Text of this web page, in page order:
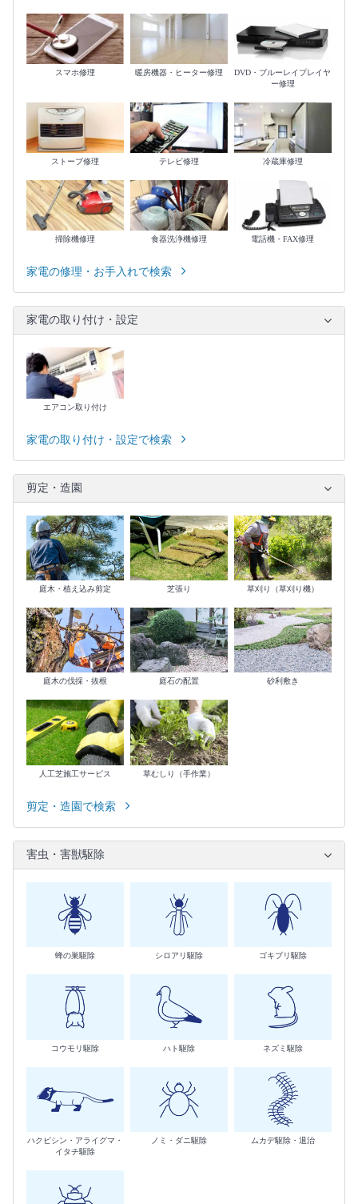
スマホ修理 暖房機器・ヒーター修理
DVD・ブルーレイプレイヤ
ー修理
ストーブ修理 テレビ修理 冷蔵庫修理
掃除機修理 食器洗浄機修理 電話機・FAX修理
家電の修理・お手入れで検索
家電の取り付け・設定
エアコン取り付け
家電の取り付け・設定で検索
剪定・造園
庭木・植え込み剪定 芝張り 草刈り（草刈り機）
庭木の伐採・抜根 庭石の配置 砂利敷き
人工芝施工サービス 草むしり（手作業）
剪定・造園で検索
害虫・害獣駆除
蜂の巣駆除 シロアリ駆除 ゴキブリ駆除
コウモリ駆除 ハト駆除 ネズミ駆除
ハクビシン・アライグマ・
イタチ駆除
ノミ・ダニ駆除 ムカデ駆除・退治